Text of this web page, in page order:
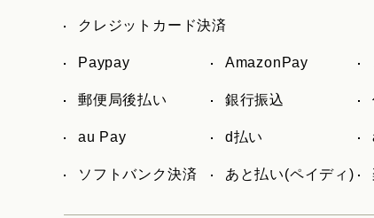
クレジットカード決済
Paypay AmazonPay
郵便局後払い 銀行振込
au Pay d払い
ソフトバンク決済 あと払い(ペイディ)